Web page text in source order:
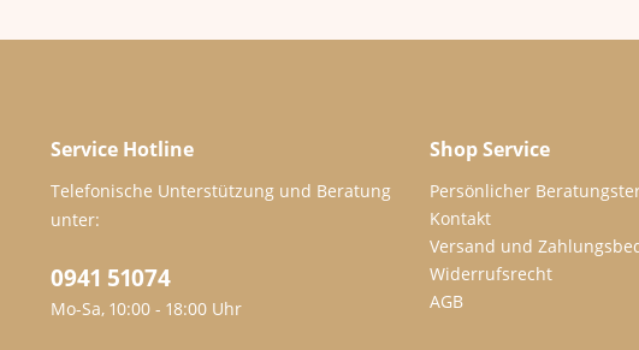
Service Hotline
Telefonische Unterstützung und Beratung
unter:
0941 51074
Mo-Sa, 10:00 - 18:00 Uhr
Shop Service
Persönlicher
Kontakt
Versand und
Widerrufsrecht
AGB